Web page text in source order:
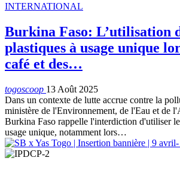
INTERNATIONAL
Burkina Faso: L’utilisation
plastiques à usage unique
café et des…
togoscoop 13 Août 2025
Dans un contexte de lutte accrue contre la
ministère de l'Environnement, de l'Eau et de
Burkina Faso rappelle l'interdiction d'utiliser
usage unique, notamment lors…